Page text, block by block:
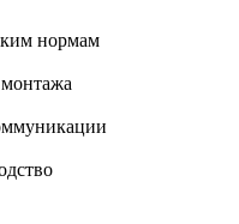
нормам